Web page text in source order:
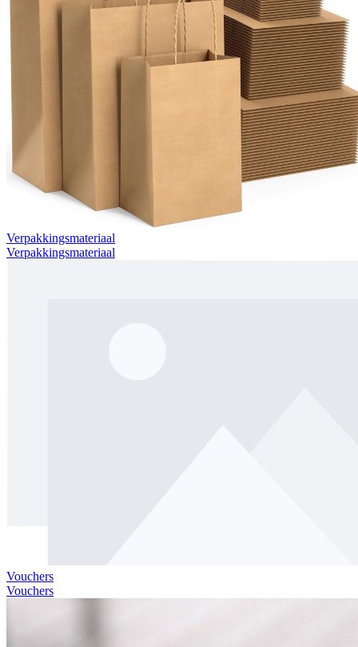
Verpakkingsmateriaal
Verpakkingsmateriaal
Vouchers
Vouchers